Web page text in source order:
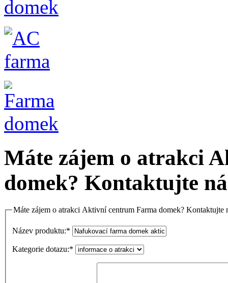
Máte zájem o atrakci
domek? Kontaktujte
Máte zájem o atrakci Aktivní centrum Farma domek? Kontaktujte
Název produktu:*
Kategorie dotazu:*